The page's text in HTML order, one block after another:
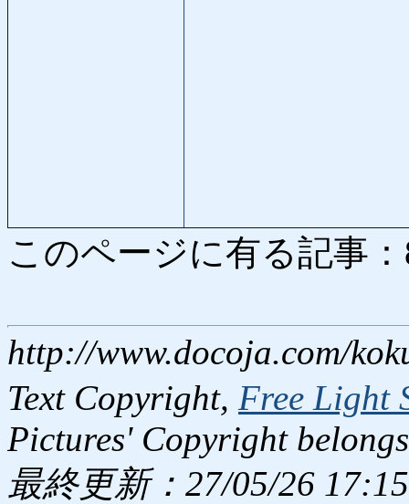
このページに有る記事
http://www.docoja.com/
Text Copyright, Free Light
Pictures' Copyright
最終更新：27/05/26 17:15